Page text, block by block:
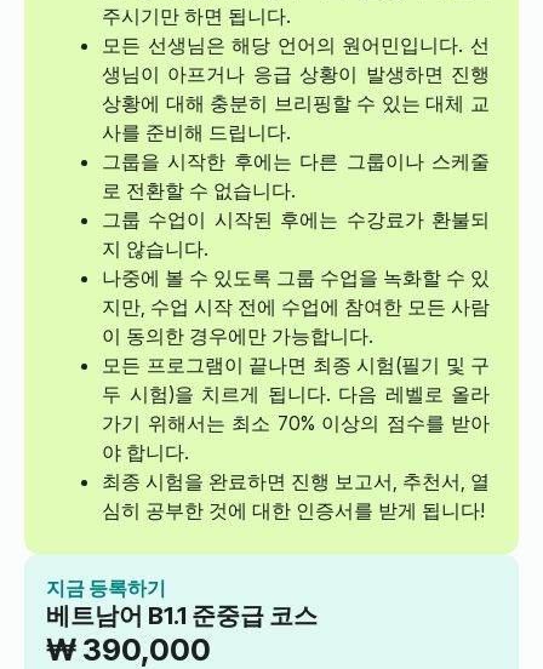
주시기만 하면 됩니다.
모든 선생님은 해당 언어의 원어민입니다. 선
생님이 아프거나 응급 상황이 발생하면 진행
상황에 대해 충분히 브리핑할 수 있는 대체 교
사를 준비해 드립니다.
그룹을 시작한 후에는 다른 그룹이나 스케줄
로 전환할 수 없습니다.
그룹 수업이 시작된 후에는 수강료가 환불되
지 않습니다.
나중에 볼 수 있도록 그룹 수업을 녹화할 수 있
지만, 수업 시작 전에 수업에 참여한 모든 사람
이 동의한 경우에만 가능합니다.
모든 프로그램이 끝나면 최종 시험(필기 및 구
두 시험)을 치르게 됩니다. 다음 레벨로 올라
가기 위해서는 최소 70% 이상의 점수를 받아
야 합니다.
최종 시험을 완료하면 진행 보고서, 추천서, 열
심히 공부한 것에 대한 인증서를 받게 됩니다!
지금 등록하기
베트남어 B1.1 준중급 코스
₩ 390,000